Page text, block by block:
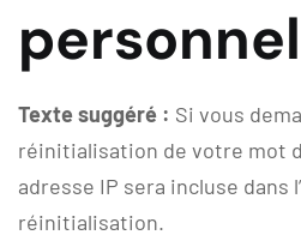
Texte suggéré : Si vous
réinitialisation de votre mot
adresse IP sera incluse dans
réinitialisation.